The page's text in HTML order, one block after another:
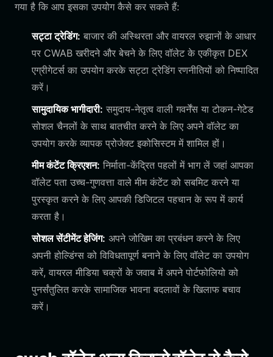
गया है कि आप इसका उपयोग कैसे कर सकते हैं:
सट्टा ट्रेडिंग: बाजार की अस्थिरता और वायरल रुझानों के आधार
पर CWAB खरीदने और बेचने के लिए वॉलेट के एकीकृत DEX
एग्रीगेटर्स का उपयोग करके सट्टा ट्रेडिंग रणनीतियों को निष्पादित
करें।
सामुदायिक भागीदारी: समुदाय-नेतृत्व वाली गवर्नेंस या टोकन-गेटेड
सोशल चैनलों के साथ बातचीत करने के लिए अपने वॉलेट का
उपयोग करके व्यापक प्रोजेक्ट इकोसिस्टम में शामिल हों।
मीम कंटेंट क्रिएशन: निर्माता-केंद्रित पहलों में भाग लें जहां आपका
वॉलेट पता उच्च-गुणवत्ता वाले मीम कंटेंट को सबमिट करने या
पुरस्कृत करने के लिए आपकी डिजिटल पहचान के रूप में कार्य
करता है।
सोशल सेंटीमेंट हेजिंग: अपने जोखिम का प्रबंधन करने के लिए
अपनी होल्डिंग्स को विविधतापूर्ण बनाने के लिए वॉलेट का उपयोग
करें, वायरल मीडिया चक्रों के जवाब में अपने पोर्टफोलियो को
पुनर्संतुलित करके सामाजिक भावना बदलावों के खिलाफ बचाव
करें।